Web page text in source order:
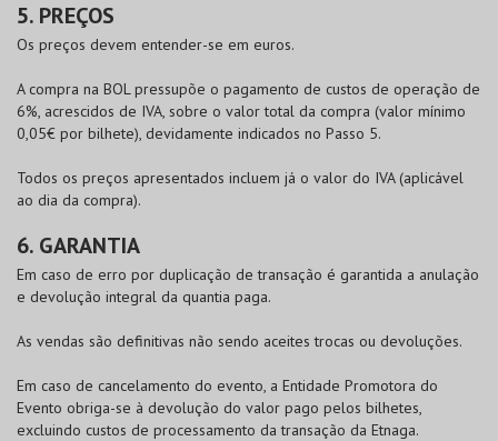
5. PREÇOS
Os preços devem entender-se em euros.
A compra na BOLpressupõe o pagamento de custos de operação de
6%, acrescidos de IVA, sobre o valor total da compra (valor mínimo
0,05€ por bilhete), devidamente indicados no Passo 5.
Todos os preços apresentados incluem já o valor do IVA (aplicável
ao dia da compra).
6. GARANTIA
Em caso de erro por duplicação de transação é garantida a anulação
e devolução integral da quantia paga.
As vendas são definitivas não sendo aceites trocas ou devoluções.
Em caso de cancelamento do evento, a Entidade Promotora do
Evento obriga-se à devolução do valor pago pelos bilhetes,
excluindo custos de processamento da transação da Etnaga.